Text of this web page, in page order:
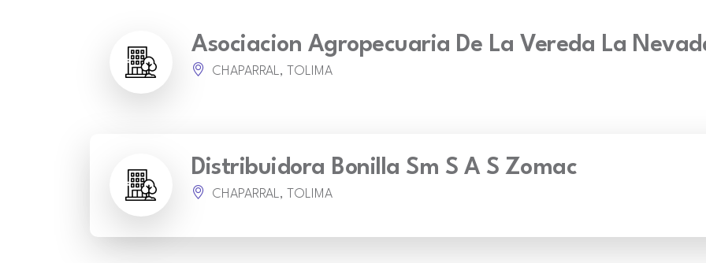
Asociacion Agropecuaria De La Vereda La
CHAPARRAL, TOLIMA
Distribuidora Bonilla Sm S A S Zomac
CHAPARRAL, TOLIMA